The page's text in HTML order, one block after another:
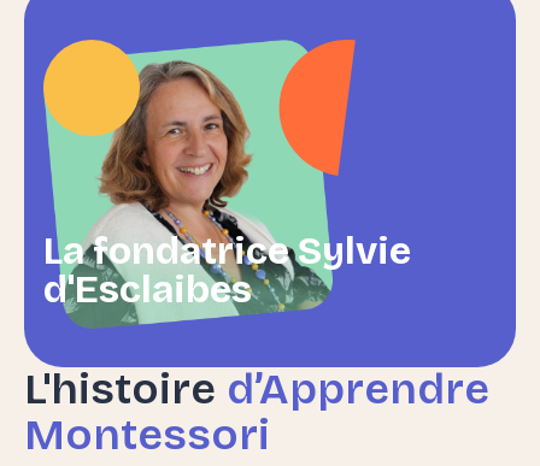
La fondatrice Sylvie
d'Esclaibes
L'histoire d’Apprendre
Montessori